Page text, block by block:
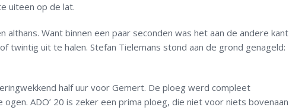
uiteen op de lat.
Want binnen een paar seconden was het aan de andere kant
twintig uit te halen. Stefan Tielemans stond aan de grond genageld:
half uur voor Gemert. De ploeg werd compleet
ADO’ 20 is zeker een prima ploeg, die niet voor niets bovenaan